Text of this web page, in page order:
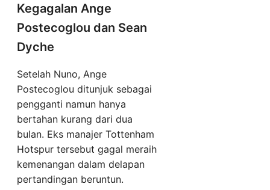
Kegagalan Ange
Postecoglou dan Sean
Dyche
Setelah Nuno, Ange
Postecoglou ditunjuk sebagai
pengganti namun hanya
bertahan kurang dari dua
bulan. Eks manajer Tottenham
Hotspur tersebut gagal meraih
kemenangan dalam delapan
pertandingan beruntun.